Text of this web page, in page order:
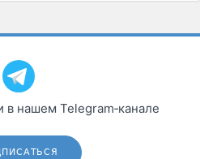
в нашем Telegram‑канале